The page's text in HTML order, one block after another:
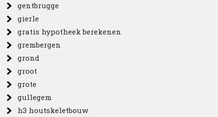
gentbrugge
gierle
gratis hypotheek berekenen
grembergen
grond
groot
grote
gullegem
h3 houtskeletbouw